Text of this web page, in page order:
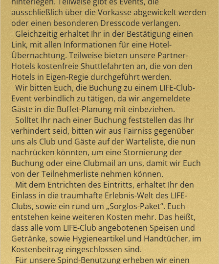
ausschließlich über die Vorkasse abgewickelt werden
oder einen besonderen Dresscode verlangen.
Gleichzeitig erhaltet Ihr in der Bestätigung einen
Link, mit allen Informationen für eine Hotel-
Übernachtung. Teilweise bieten unsere Partner-
Hotels kostenfreie Shuttlefahrten an, die von den
Hotels in Eigen-Regie durchgeführt werden.
Wir bitten Euch, die Buchung zu einem LIFE-Club-
Event verbindlich zu tätigen, da wir angemeldete
Gäste in die Buffet-Planung mit einbeziehen.
Solltet Ihr nach einer Buchung feststellen das Ihr
verhindert seid, bitten wir aus Fairniss gegenüber
uns als Club und Gäste auf der Warteliste, die nun
nachrücken könnten, um eine Stornierung der
Buchung oder eine Clubmail an uns, damit wir Euch
von der Teilnehmerliste nehmen können.
Mit dem Entrichten des Eintritts, erhaltet Ihr den
Einlass in die traumhafte Erlebnis-Welt des LIFE-
Clubs, sowie ein rund um „Sorglos-Paket“. Euch
entstehen keine weiteren Kosten mehr. Das heißt,
dass alle vom LIFE-Club angebotenen Speisen und
Getränke, sowie Hygieneartikel und Handtücher, im
Kostenbeitrag eingeschlossen sind.
Für unsere Spind-Benutzung erheben wir einen